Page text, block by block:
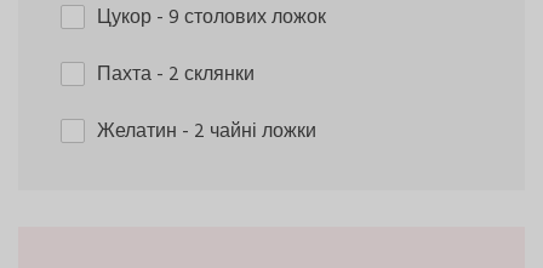
Цукор- 9 столових ложок
Пахта- 2 склянки
Желатин - 2 чайні ложки